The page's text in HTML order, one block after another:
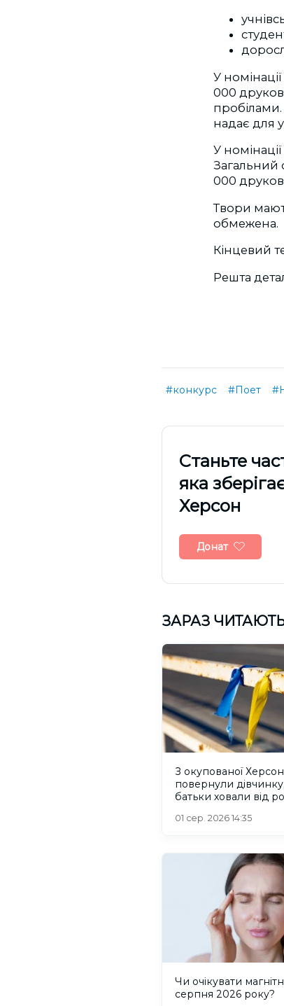
У
000
надає для
У
Загальний
000
Твори
обмежена.
Кінцевий
Решта
#конкурс #Поет
Cтаньте
яка
Херсон
Донат
ЗАРАЗ
З окупованої
повернули
батьки ховали від
01 сер. 2026 14:35
Чи очікувати
серпня 2026 року?